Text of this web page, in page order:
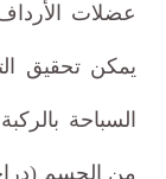
عضلات
يمكن تحقيق
السباحة
من الجسم